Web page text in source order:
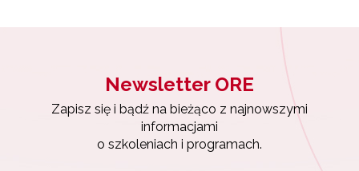
Newsletter ORE
Zapisz się i bądź na bieżąco z najnowszymi
informacjami
o szkoleniach i programach.